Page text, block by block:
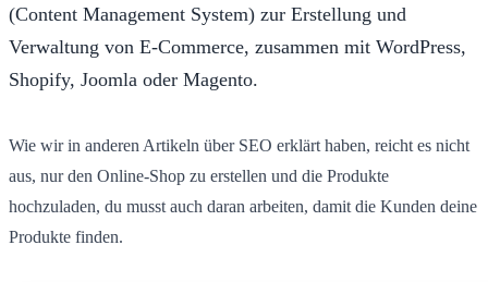
(Content Management System) zur Erstellung und
Verwaltung von E-Commerce, zusammen mit WordPress,
Shopify, Joomla oder Magento.
Wie wir in anderen Artikeln über SEO erklärt haben, reicht es nicht
aus, nur den Online-Shop zu erstellen und die Produkte
hochzuladen, du musst auch daran arbeiten, damit die Kunden deine
Produkte finden.